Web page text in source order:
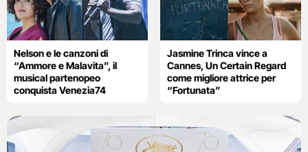
Nelson e le canzoni di
“Ammore e Malavita”, il
musical partenopeo
conquista Venezia74
Jasmine Trinca vince a
Cannes, Un Certain Regard
come migliore attrice per
“Fortunata”